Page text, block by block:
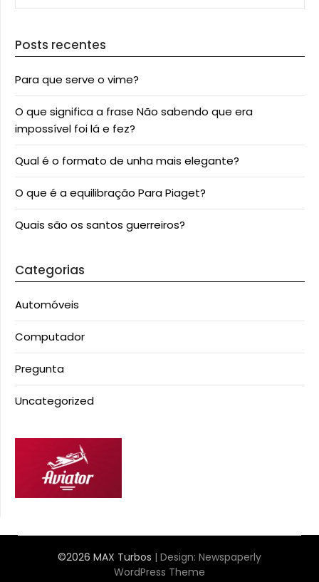
Posts recentes
Para que serve o vime?
O que significa a frase Não sabendo que era
impossível foi lá e fez?
Qual é o formato de unha mais elegante?
O que é a equilibração Para Piaget?
Quais são os santos guerreiros?
Categorias
Automóveis
Computador
Pregunta
Uncategorized
©2026 MAX Turbos | Design: Newspaperly
WordPress Theme